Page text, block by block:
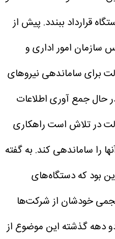
قرارداد ببندد. پیش از
سازمان امور اداری و
برای ساماندهی نیروهای
حال جمع آوری اطلاعات
در تلاش است راهکاری
را ساماندهی کند. به گفته
بود که دستگاه‌های
خودشان از شرکت‌ها
دهه گذشته این موضوع از